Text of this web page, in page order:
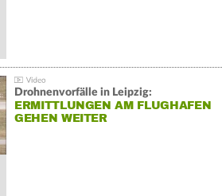
Drohnenvorfälle in Leipzig:
ERMITTLUNGEN AM FLUGHAFEN
GEHEN WEITER